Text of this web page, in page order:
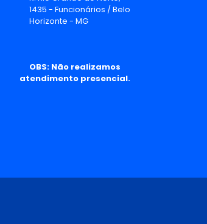
1435 - Funcionários / Belo
Horizonte - MG
OBS: Não realizamos
atendimento presencial.